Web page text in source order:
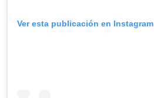
Ver esta publicación en Instagram